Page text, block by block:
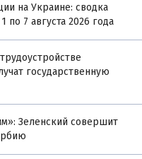
на Украине: сводка
7 августа 2026 года
государственную
Зеленский совершит